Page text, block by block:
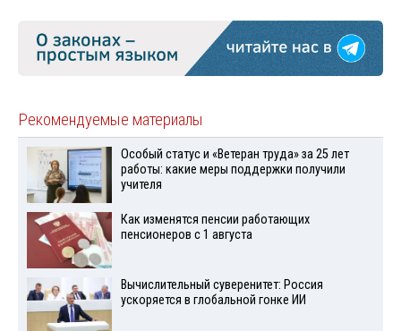
Рекомендуемые материалы
Особый статус и «Ветеран труда» за 25 лет
работы: какие меры поддержки получили
учителя
Как изменятся пенсии работающих
пенсионеров с 1 августа
Вычислительный суверенитет: Россия
ускоряется в глобальной гонке ИИ